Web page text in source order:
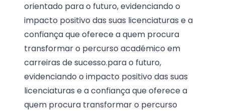
orientado para o futuro, evidenciando o
impacto positivo das suas licenciaturas e a
confiança que oferece a quem procura
transformar o percurso académico em
carreiras de sucesso.para o futuro,
evidenciando o impacto positivo das suas
licenciaturas e a confiança que oferece a
quem procura transformar o percurso